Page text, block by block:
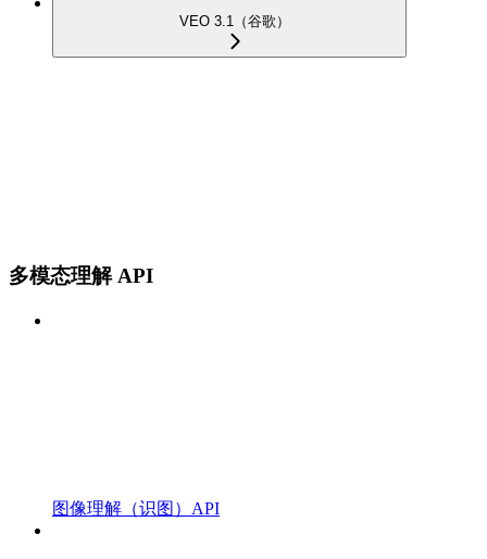
VEO 3.1（谷歌）
多模态理解 API
图像理解（识图）API